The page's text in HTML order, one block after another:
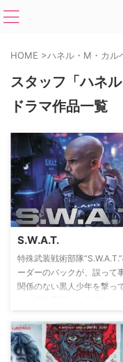
HOME >ハネル・M・カル
スタッフ「ハネ
ドラマ作品一覧
S.W.A.T.
特殊武装戦術部隊“S.W.A.T.”
ーダーのバックが、誤って
関係のない黒人少年を撃っ
命を救い、その地域出身の
ーを後任に指名するが、年
ではチームメイトのディー
方が適任者だと考える。そ